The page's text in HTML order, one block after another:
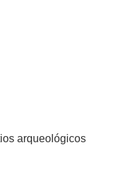
arqueológicos